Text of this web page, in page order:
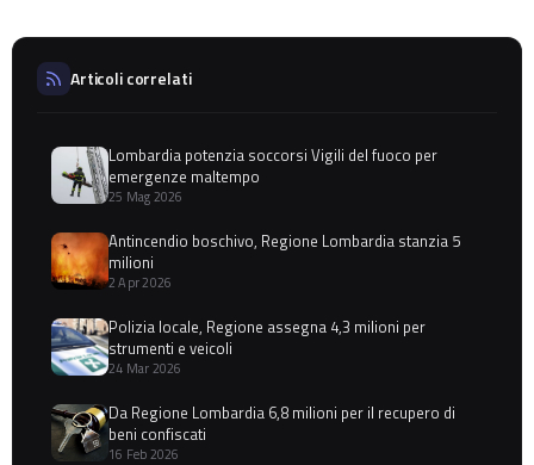
Articoli correlati
Lombardia potenzia soccorsi Vigili del fuoco per
emergenze maltempo
25 Mag 2026
Antincendio boschivo, Regione Lombardia stanzia 5
milioni
2 Apr 2026
Polizia locale, Regione assegna 4,3 milioni per
strumenti e veicoli
24 Mar 2026
Da Regione Lombardia 6,8 milioni per il recupero di
beni confiscati
16 Feb 2026